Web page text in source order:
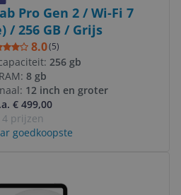
Pro Gen 2 / Wi-Fi 7
/ 256 GB / Grijs
8.0(5)
256 gb
RAM: 8 gb
12 inch en groter
€ 499,00
4 prijzen
goedkoopste